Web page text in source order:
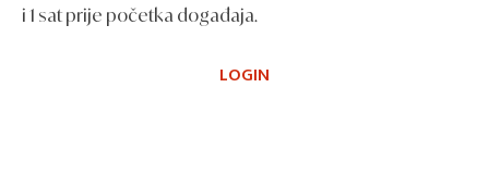
i 1 sat prije početka događaja.
LOGIN